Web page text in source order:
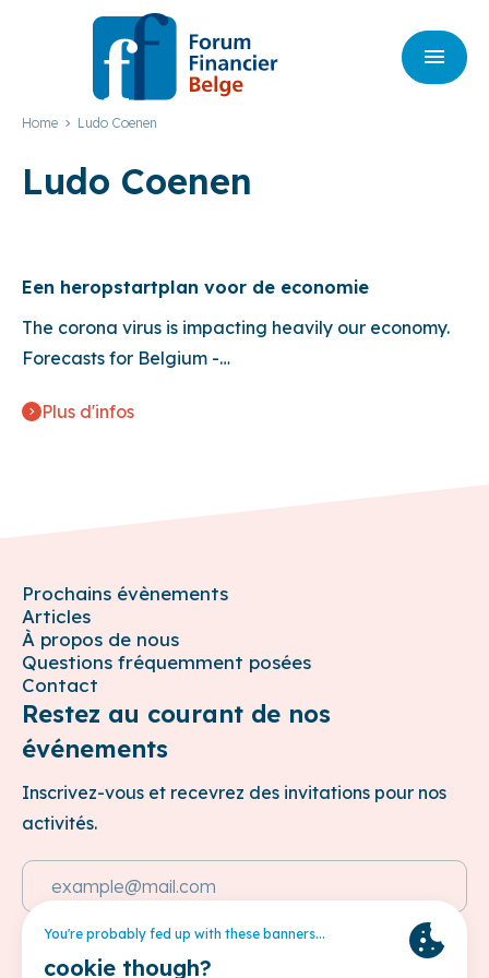
Home Ludo Coenen
Ludo Coenen
Een heropstartplan voor de economie
The corona virus is impacting heavily our economy.
Forecasts for Belgium -…
Plus d'infos
Prochains évènements
Articles
À propos de nous
Questions fréquemment posées
Contact
Restez au courant de nos
événements
Inscrivez-vous et recevrez des invitations pour nos
activités.
Adresse e-mail
Cette site est protégée par reCAPTCHA et les
Politique de
confidentialitéet lesConditions d'utilisation